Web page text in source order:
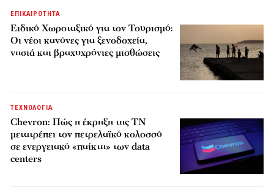
ΕΠΙΚΑΙΡΟΤΗΤΑ
Ειδικό Χωροταξικό για τον Τουρισμό:
Οι νέοι κανόνες για ξενοδοχεία,
νησιά και βραχυχρόνιες μισθώσεις
ΤΕΧΝΟΛΟΓΙΑ
Chevron: Πώς η έκρηξη της ΤΝ
μετατρέπει τον πετρελαϊκό κολοσσό
σε ενεργειακό «παίκτη» των data
centers